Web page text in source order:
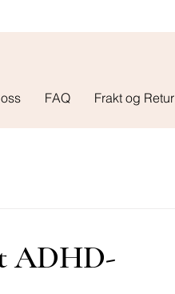
FAQ Frakt og Retur
ADHD-